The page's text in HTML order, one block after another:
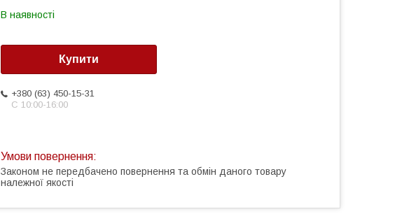
В наявності
Купити
+380 (63) 450-15-31
С 10:00-16:00
Законом не передбачено повернення та обмін даного товару
належної якості